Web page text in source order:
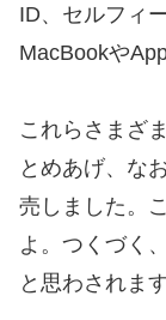
ID、セルフィ
MacBookや
これらさまざ
とめあげ、な
売しました。
よ。つくづく
と思わされます